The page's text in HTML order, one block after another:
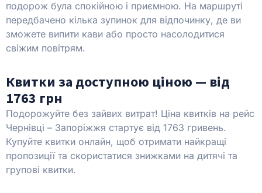
подорож була спокійною і приємною. На маршруті
передбачено кілька зупинок для відпочинку, де ви
зможете випити кави або просто насолодитися
свіжим повітрям.
Квитки за доступною ціною — від
1763 грн
Подорожуйте без зайвих витрат! Ціна квитків на рейс
Чернівці – Запоріжжя стартує від 1763 гривень.
Купуйте квитки онлайн, щоб отримати найкращі
пропозиції та скористатися знижками на дитячі та
групові квитки.